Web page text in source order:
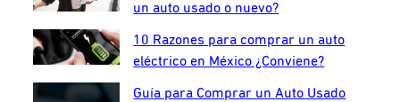
un auto usado o nuevo?
10 Razones para comprar un auto
eléctrico en México ¿Conviene?
Guía para Comprar un Auto Usado